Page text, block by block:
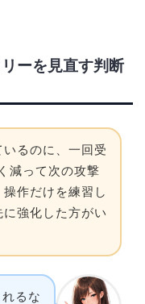
ーを見直す判断
るのに、一回受
減って次の攻撃
作だけを練習し
強化した方がい
るな